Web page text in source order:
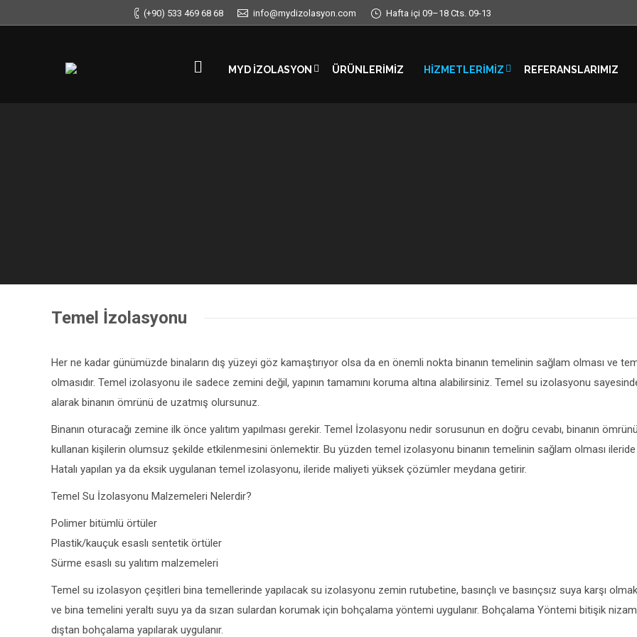
(+90) 533 469 68 68 info@mydizolasyon.com Hafta içi 09–18 Cts. 09-13
MYD İZOLASYON ÜRÜNLERIMIZ HIZMETLERIMIZ REFERANSLARIMIZ
Temel İzolasyonu
Her ne kadar günümüzde binaların dış yüzeyi göz kamaştırıyor olsa da en önemli nokta binanın temelinin sağlam olması ve
olmasıdır. Temel izolasyonu ile sadece zemini değil, yapının tamamını koruma altına alabilirsiniz. Temel su izolasyonu
alarak binanın ömrünü de uzatmış olursunuz.
Binanın oturacağı zemine ilk önce yalıtım yapılması gerekir. Temel İzolasyonu nedir sorusunun en doğru cevabı, binanın
kullanan kişilerin olumsuz şekilde etkilenmesini önlemektir. Bu yüzden temel izolasyonu binanın temelinin sağlam olması
Hatalı yapılan ya da eksik uygulanan temel izolasyonu, ileride maliyeti yüksek çözümler meydana getirir.
Temel Su İzolasyonu Malzemeleri Nelerdir?
Polimer bitümlü örtüler
Plastik/kauçuk esaslı sentetik örtüler
Sürme esaslı su yalıtım malzemeleri
Temel su izolasyon çeşitleri bina temellerinde yapılacak su izolasyonu zemin rutubetine, basınçlı ve basınçsız suya karşı
ve bina temelini yeraltı suyu ya da sızan sulardan korumak için bohçalama yöntemi uygulanır. Bohçalama Yöntemi bitişik
dıştan bohçalama yapılarak uygulanır.